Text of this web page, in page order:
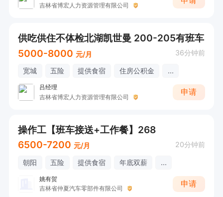
吉林省博宏人力资源管理有限公司
供吃供住不体检北湖凯世曼 200-205有班车
5000-8000 元/月 36分钟前
宽城 五险 提供食宿 住房公积金 ...
吕经理
吉林省博宏人力资源管理有限公司
申请
操作工【班车接送+工作餐】268
6500-7200 元/月 20分钟前
朝阳 五险 提供食宿 年底双薪 ...
姚有贺
吉林省仲夏汽车零部件有限公司
申请